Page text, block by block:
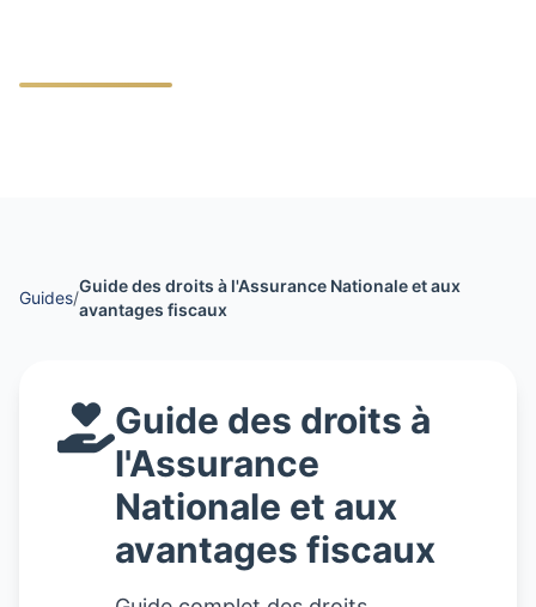
Guides/
Guide des droits à l'Assurance Nationale et aux
avantages fiscaux
Guide des droits à
l'Assurance
Nationale et aux
avantages fiscaux